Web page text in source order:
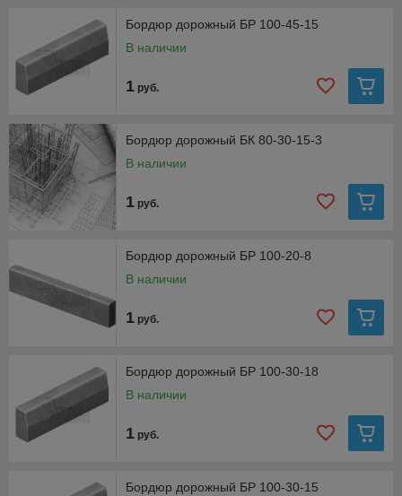
Бордюр дорожный БР 100-45-15
В наличии
1 руб.
Бордюр дорожный БК 80-30-15-3
В наличии
1 руб.
Бордюр дорожный БР 100-20-8
В наличии
1 руб.
Бордюр дорожный БР 100-30-18
В наличии
1 руб.
Бордюр дорожный БР 100-30-15